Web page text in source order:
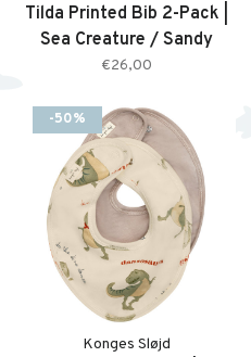
Tilda Printed Bib 2-Pack |
Sea Creature / Sandy
€26,00
-50%
Konges Sløjd